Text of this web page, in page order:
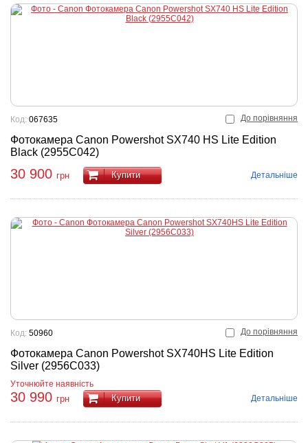
До порівняння
Фотокамера Canon Powershot SX740 HS Lite Edition
Black (2955C042)
Код: 067635
30 900 грн Купити Детальніше
До порівняння
Фотокамера Canon Powershot SX740HS Lite Edition
Silver (2956C033)
Код: 50960
Уточнюйте наявність
30 990 грн Купити Детальніше